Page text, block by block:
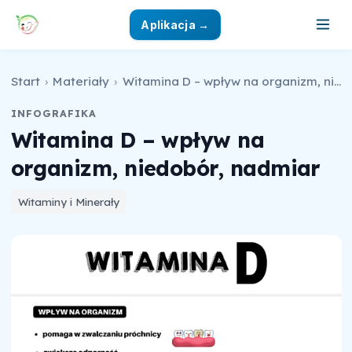
Aplikacja →
Start › Materiały › Witamina D – wpływ na organizm, niedobór, nadmiar
INFOGRAFIKA
Witamina D – wpływ na
organizm, niedobór, nadmiar
Witaminy i Minerały